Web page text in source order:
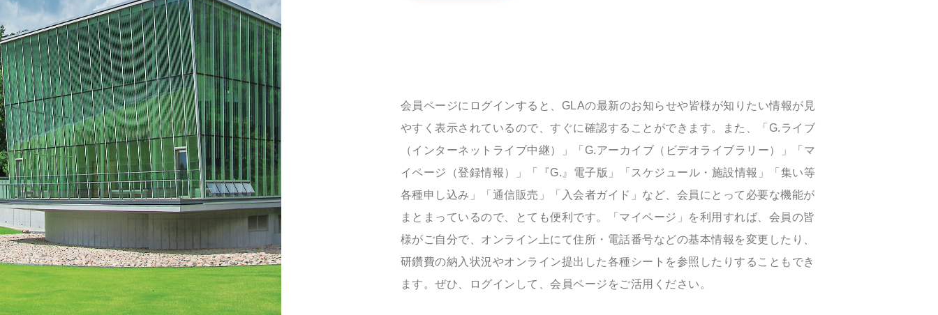
会員ページにログインすると、GLAの最新のお知らせや皆様が知りたい情報が見
やすく表示されているので、すぐに確認することができます。また、「G.ライブ
（インターネットライブ中継）」「G.アーカイブ（ビデオライブラリー）」「マ
イページ（登録情報）」「『G.』電子版」「スケジュール・施設情報」「集い等
各種申し込み」「通信販売」「入会者ガイド」など、会員にとって必要な機能が
まとまっているので、とても便利です。「マイページ」を利用すれば、会員の皆
様がご自分で、オンライン上にて住所・電話番号などの基本情報を変更したり、
研鑽費の納入状況やオンライン提出した各種シートを参照したりすることもでき
ます。ぜひ、ログインして、会員ページをご活用ください。